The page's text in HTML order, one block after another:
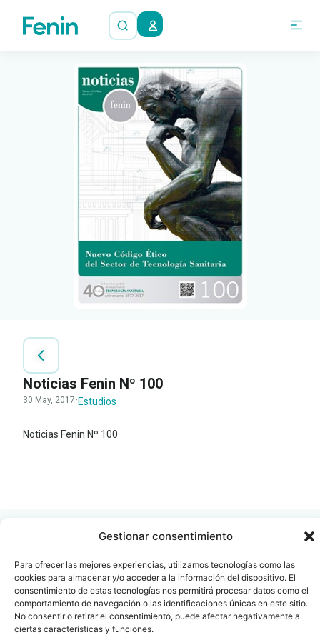
Gestionar consentimiento
Para ofrecer las mejores experiencias, utilizamos tecnologías como las
cookies para almacenar y/o acceder a la información del dispositivo. El
consentimiento de estas tecnologías nos permitirá procesar datos como el
comportamiento de navegación o las identificaciones únicas en este sitio.
No consentir o retirar el consentimiento, puede afectar negativamente a
ciertas características y funciones.
Noticias Fenin Nº 100
30 May, 2017· Estudios
Noticias Fenin Nº 100
Contacto
info@fenin.es
C/ Villanueva, 20 - 1-
Oficina Barcelona
Travesera de Gracia, 56 -
1º, 3ª 08006